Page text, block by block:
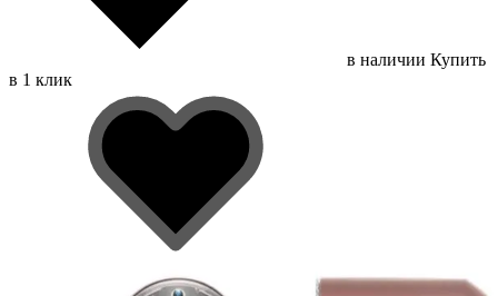
в наличии Купить
в 1 клик